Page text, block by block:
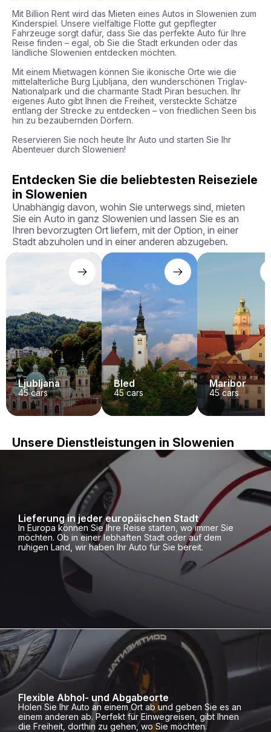
Mit Billion Rent wird das Mieten eines Autos in Slowenien zum
Kinderspiel. Unsere vielfältige Flotte gut gepflegter
Fahrzeuge sorgt dafür, dass Sie das perfekte Auto für Ihre
Reise finden – egal, ob Sie die Stadt erkunden oder das
ländliche Slowenien entdecken möchten.
Mit einem Mietwagen können Sie ikonische Orte wie die
mittelalterliche Burg Ljubljana, den wunderschönen Triglav-
Nationalpark und die charmante Stadt Piran besuchen. Ihr
eigenes Auto gibt Ihnen die Freiheit, versteckte Schätze
entlang der Strecke zu entdecken – von friedlichen Seen bis
hin zu bezaubernden Dörfern.
Reservieren Sie noch heute Ihr Auto und starten Sie Ihr
Abenteuer durch Slowenien!
Entdecken Sie die beliebtesten Reiseziele
in Slowenien
Unabhängig davon, wohin Sie unterwegs sind, mieten
Sie ein Auto in ganz Slowenien und lassen Sie es an
Ihren bevorzugten Ort liefern, mit der Option, in einer
Stadt abzuholen und in einer anderen abzugeben.
Ljubljana
45cars
Bled
45cars
Maribor
45cars
Unsere Dienstleistungen in Slowenien
Lieferung in jeder europäischen Stadt
In Europa können Sie Ihre Reise starten, wo immer Sie
möchten. Ob in einer lebhaften Stadt oder auf dem
ruhigen Land, wir haben Ihr Auto für Sie bereit.
Flexible Abhol- und Abgabeorte
Holen Sie Ihr Auto an einem Ort ab und geben Sie es an
einem anderen ab. Perfekt für Einwegreisen, gibt Ihnen
die Freiheit, dorthin zu gehen, wo Sie möchten.